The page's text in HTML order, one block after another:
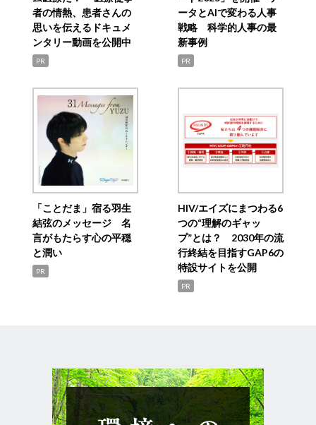
者の情熱、患者さんの
思いを伝えるドキュメ
ンタリー動画を公開中
PR
ータとAIで変わる人事
戦略 科学的人事の最
新事例
PR
「ことだま」宿る羽生
結弦のメッセージ 名
言がもたらす心の平穏
と潤い
PR
HIV/エイズにまつわる6
つの“理解のギャッ
プ”とは？ 2030年の流
行終結を目指すGAP6の
特設サイトを公開
PR